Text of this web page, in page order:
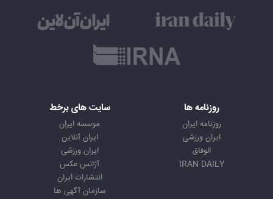
روزنامه ها
روزنامه ایران
ایران ورزشی
الوفاق
IRAN DAILY
سایت های برخط
موسسه ایران
ایران آنلاین
ایران ورزشی
آژانس عکس
انتشارات ایران
سازمان آگهی ها